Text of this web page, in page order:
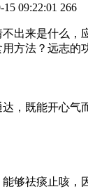
15 09:22:01 266
出来是什么，
方法？远志的
，既能开心气
够祛痰止咳，